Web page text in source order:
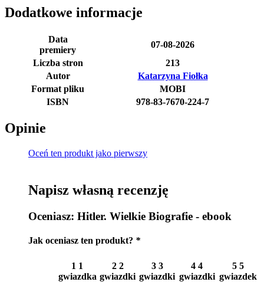
Dodatkowe informacje
Data
premiery
07-08-2026
Liczba stron
213
Autor
Katarzyna Fiołka
Format pliku
MOBI
ISBN
978-83-7670-224-7
Opinie
Oceń ten produkt jako pierwszy
Napisz własną recenzję
Oceniasz: Hitler. Wielkie Biografie - ebook
Jak oceniasz ten produkt? *
1 1
gwiazdka
2 2
gwiazdki
3 3
gwiazdki
4 4
gwiazdki
5 5
gwiazdek